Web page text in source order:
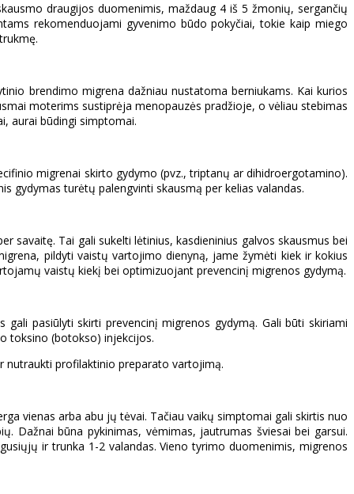
draugijos duomenimis, maždaug 4 iš 5 žmonių, sergančių
rekomenduojami gyvenimo būdo pokyčiai, tokie kaip miego
brendimo migrena dažniau nustatoma berniukams. Kai kurios
moterims sustiprėja menopauzės pradžioje, o vėliau stebimas
aurai būdingi simptomai.
migrenai skirto gydymo (pvz., triptanų ar dihidroergotamino).
gydymas turėtų palengvinti skausmą per kelias valandas.
savaitę. Tai gali sukelti lėtinius, kasdieninius galvos skausmus bei
pildyti vaistų vartojimo dienyną, jame žymėti kiek ir kokius
vaistų kiekį bei optimizuojant prevencinį migrenos gydymą.
pasiūlyti skirti prevencinį migrenos gydymą. Gali būti skiriami
toksino (botokso) injekcijos.
nutraukti profilaktinio preparato vartojimą.
vienas arba abu jų tėvai. Tačiau vaikų simptomai gali skirtis nuo
Dažnai būna pykinimas, vėmimas, jautrumas šviesai bei garsui.
ir trunka 1-2 valandas. Vieno tyrimo duomenimis, migrenos